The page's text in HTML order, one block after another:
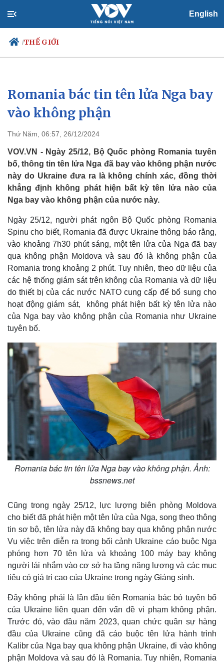
English
/THẾ GIỚI
Chính trị
Đảng
Tổ chức nhân sự
Nhận diện sự thật
Xã hội
Việc làm
Biển đảo
Romania bác tin tên lửa Nga bay
vào không phận
Thứ Năm, 06:57, 26/12/2024
VOV.VN - Ngày 25/12, Bộ Quốc phòng Romania tuyên
bố, thông tin tên lửa Nga đã bay vào không phận nước
này do Ukraine đưa ra là không chính xác, đồng thời
khẳng định không phát hiện bất kỳ tên lửa nào của
Nga bay vào không phận của nước này.
Ngày 25/12, người phát ngôn Bộ Quốc phòng Romania
Spinu cho biết, Romania đã được Ukraine thông báo rằng,
vào khoảng 7h30 phút sáng, một tên lửa của Nga đã bay
qua không phận Moldova và sau đó là không phận của
Romania trong khoảng 2 phút. Tuy nhiên, theo dữ liệu của
các hệ thống giám sát trên không của Romania và dữ liệu
do thiết bị của các nước NATO cung cấp để bổ sung cho
hoạt động giám sát, không phát hiện bất kỳ tên lửa nào
của Nga bay vào không phận của Romania như Ukraine
tuyên bố.
Romania bác tin tên lửa Nga bay vào không phận. Ảnh:
bssnews.net
Cũng trong ngày 25/12, lực lượng biên phòng Moldova
cho biết đã phát hiện một tên lửa của Nga, song theo thông
tin sơ bộ, tên lửa này đã không bay qua không phận nước
Vụ việc trên diễn ra trong bối cảnh Ukraine cáo buộc Nga
phóng hơn 70 tên lửa và khoảng 100 máy bay không
người lái nhắm vào cơ sở hạ tầng năng lượng và các mục
tiêu có giá trị cao của Ukraine trong ngày Giáng sinh.
Đây không phải là lần đầu tiên Romania bác bỏ tuyên bố
của Ukraine liên quan đến vấn đề vi phạm không phận.
Trước đó, vào đầu năm 2023, quan chức quân sự hàng
đầu của Ukraine cũng đã cáo buộc tên lửa hành trình
Kalibr của Nga bay qua không phận Ukraine, đi vào không
phận Moldova và sau đó là Romania. Tuy nhiên, Romania